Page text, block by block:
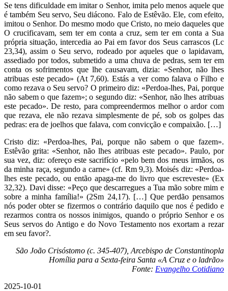
Se tens dificuldade em imitar o Senhor, imita pelo menos aquele que
é também Seu servo, Seu diácono. Falo de Estêvão. Ele, com efeito,
imitou o Senhor. Do mesmo modo que Cristo, no meio daqueles que
O crucificavam, sem ter em conta a cruz, sem ter em conta a Sua
própria situação, intercedia ao Pai em favor dos Seus carrascos (Lc
23,34), assim o Seu servo, rodeado por aqueles que o lapidavam,
assediado por todos, submetido a uma chuva de pedras, sem ter em
conta os sofrimentos que lhe causavam, dizia: «Senhor, não lhes
atribuas este pecado» (At 7,60). Estás a ver como falava o Filho e
como rezava o Seu servo? O primeiro diz: «Perdoa-lhes, Pai, porque
não sabem o que fazem»; o segundo diz: «Senhor, não lhes atribuas
este pecado». De resto, para compreendermos melhor o ardor com
que rezava, ele não rezava simplesmente de pé, sob os golpes das
pedras: era de joelhos que falava, com convicção e compaixão. […]
Cristo diz: «Perdoa-lhes, Pai, porque não sabem o que fazem».
Estêvão grita: «Senhor, não lhes atribuas este pecado». Paulo, por
sua vez, diz: ofereço este sacrifício «pelo bem dos meus irmãos, os
da minha raça, segundo a carne» (cf. Rm 9,3). Moisés diz: «Perdoa-
lhes este pecado, ou então apaga-me do livro que escreveste» (Ex
32,32). Davi disse: «Peço que descarregues a Tua mão sobre mim e
sobre a minha família!» (2Sm 24,17). […] Que perdão pensamos
nós poder obter se fizermos o contrário daquilo que nos é pedido e
rezarmos contra os nossos inimigos, quando o próprio Senhor e os
Seus servos do Antigo e do Novo Testamento nos exortam a rezar
em seu favor?.
São João Crisóstomo (c. 345-407), Arcebispo de Constantinopla
Homília para a Sexta-feira Santa «A Cruz e o ladrão»
Fonte: Evangelho Cotidiano
2025-10-01